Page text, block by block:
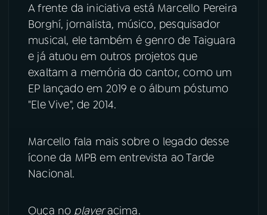
YouTube Facebook
Instagram X
TikTok
A frente da iniciativa está Marcello Pereira
Borghí, jornalista, músico, pesquisador
musical, ele também é genro de Taiguara
e já atuou em outros projetos que
exaltam a memória do cantor, como um
EP lançado em 2019 e o álbum póstumo
"Ele Vive", de 2014.
Marcello fala mais sobre o legado desse
ícone da MPB em entrevista ao Tarde
Nacional.
Ouça no playeracima.